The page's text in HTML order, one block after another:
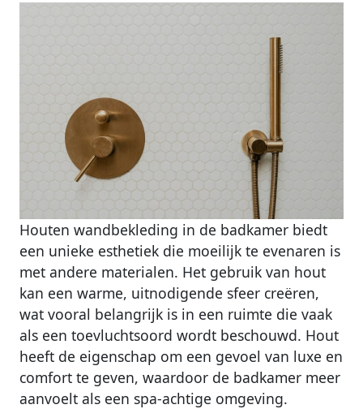
Houten wandbekleding in de badkamer biedt
een unieke esthetiek die moeilijk te evenaren is
met andere materialen. Het gebruik van hout
kan een warme, uitnodigende sfeer creëren,
wat vooral belangrijk is in een ruimte die vaak
als een toevluchtsoord wordt beschouwd. Hout
heeft de eigenschap om een gevoel van luxe en
comfort te geven, waardoor de badkamer meer
aanvoelt als een spa-achtige omgeving.